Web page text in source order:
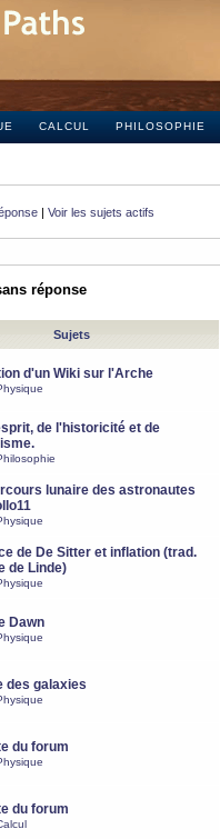
CALCUL PHILOSOPHIE
| Voir les sujets actifs
réponse
Sujets
d'un Wiki sur l'Arche
de l'historicité et de
lunaire des astronautes
de De Sitter et inflation (trad.
de Linde)
Dawn
des galaxies
du forum
du forum